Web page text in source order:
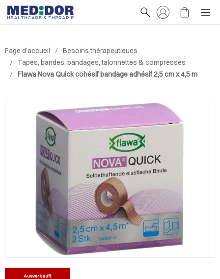
Page d'accueil
Besoins thérapeutiques
Tapes, bandes, bandages, talonnettes & compresses
Flawa Nova Quick cohésif bandage adhésif 2,5 cm x 4,5 m
Ausverkauft